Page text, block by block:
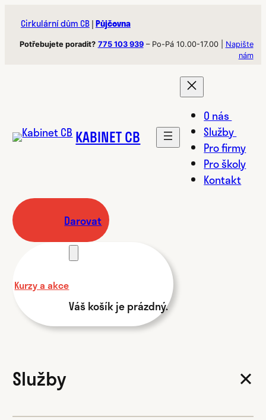
obsah
Cirkulární dům CB|Půjčovna
Potřebujete poradit? 775 103 939– Po-Pá 10.00-17.00 | Napište
nám
KABINET CB
O nás
Služby
Pro firmy
Pro školy
Kontakt
Darovat
Kurzy a akce
Váš košík je prázdný.
Služby ✕